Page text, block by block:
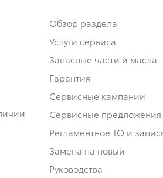
Обзор раздела
Услуги сервиса
Запасные части и масла
Гарантия
Сервисные кампании
Сервисные предложения
Регламентное ТО и
Замена на новый
Руководства